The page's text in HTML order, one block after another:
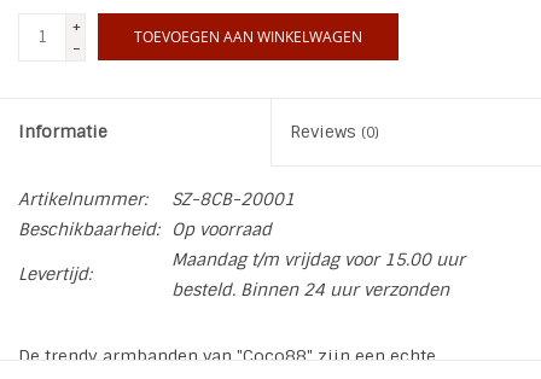
+
-
TOEVOEGEN AAN WINKELWAGEN
Informatie Reviews (0)
Artikelnummer:
SZ-8CB-20001
Beschikbaarheid:
Op voorraad
Levertijd:
Maandag t/m vrijdag voor 15.00 uur
besteld. Binnen 24 uur verzonden
De trendy armbanden van "Coco88" zijn een echte